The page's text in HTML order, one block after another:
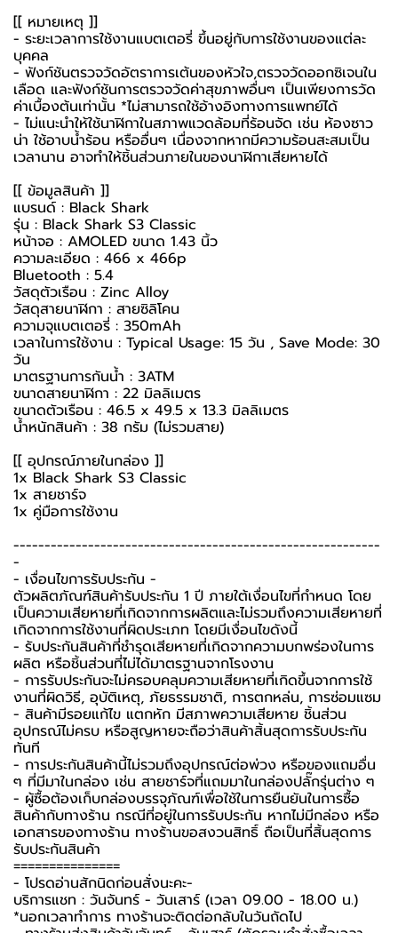
[[ หมายเหตุ ]]
- ระยะเวลาการใช้งานแบตเตอรี่ ขึ้นอยู่กับการใช้งานของแต่ละ
บุคคล
- ฟังก์ชันตรวจวัดอัตราการเต้นของหัวใจ,ตรวจวัดออกซิเจนใน
เลือด และฟังก์ชันการตรวจวัดค่าสุขภาพอื่นๆ เป็นเพียงการวัด
ค่าเบื้องต้นเท่านั้น *ไม่สามารถใช้อ้างอิงทางการแพทย์ได้
- ไม่แนะนำให้ใช้นาฬิกาในสภาพแวดล้อมที่ร้อนจัด เช่น ห้องซาว
น่า ใช้อาบน้ำร้อน หรืออื่นๆ เนื่องจากหากมีความร้อนสะสมเป็น
เวลานาน อาจทำให้ชิ้นส่วนภายในของนาฬิกาเสียหายได้
[[ ข้อมูลสินค้า ]]
แบรนด์ : Black Shark
รุ่น : Black Shark S3 Classic
หน้าจอ : AMOLED ขนาด 1.43 นิ้ว
ความละเอียด : 466 x 466p
Bluetooth : 5.4
วัสดุตัวเรือน : Zinc Alloy
วัสดุสายนาฬิกา : สายซิลิโคน
ความจุแบตเตอรี่ : 350mAh
เวลาในการใช้งาน : Typical Usage: 15 วัน , Save Mode: 30
วัน
มาตรฐานการกันน้ำ : 3ATM
ขนาดสายนาฬิกา : 22 มิลลิเมตร
ขนาดตัวเรือน : 46.5 x 49.5 x 13.3 มิลลิเมตร
น้ำหนักสินค้า : 38 กรัม (ไม่รวมสาย)
[[ อุปกรณ์ภายในกล่อง ]]
1x Black Shark S3 Classic
1x สายชาร์จ
1x คู่มือการใช้งาน
-----------------------------------------------------------
-
-️ เงื่อนไขการรับประกัน -️
ตัวผลิตภัณฑ์สินค้ารับประกัน 1 ปี ภายใต้เงื่อนไขที่กำหนด โดย
เป็นความเสียหายที่เกิดจากการผลิตและไม่รวมถึงความเสียหายที่
เกิดจากการใช้งานที่ผิดประเภท โดยมีเงื่อนไขดังนี้
- รับประกันสินค้าที่ชำรุดเสียหายที่เกิดจากความบกพร่องในการ
ผลิต หรือชิ้นส่วนที่ไม่ได้มาตรฐานจากโรงงาน
- การรับประกันจะไม่ครอบคลุมความเสียหายที่เกิดขึ้นจากการใช้
งานที่ผิดวิธี, อุบัติเหตุ, ภัยธรรมชาติ, การตกหล่น, การซ่อมแซม
- สินค้ามีรอยแก้ไข แตกหัก มีสภาพความเสียหาย ชิ้นส่วน
อุปกรณ์ไม่ครบ หรือสูญหายจะถือว่าสินค้าสิ้นสุดการรับประกัน
ทันที
- การประกันสินค้านี้ไม่รวมถึงอุปกรณ์ต่อพ่วง หรือของแถมอื่น
ๆ ที่มีมาในกล่อง เช่น สายชาร์จที่แถมมาในกล่องปลั๊กรุ่นต่าง ๆ
-️ ผู้ซื้อต้องเก็บกล่องบรรจุภัณฑ์เพื่อใช้ในการยืนยันในการซื้อ
สินค้ากับทางร้าน กรณีที่อยู่ในการรับประกัน หากไม่มีกล่อง หรือ
เอกสารของทางร้าน ทางร้านขอสงวนสิทธิ์ ถือเป็นที่สิ้นสุดการ
รับประกันสินค้า
===============
-️ โปรดอ่านสักนิดก่อนสั่งนะคะ-️
บริการแชท : วันจันทร์ - วันเสาร์ (เวลา 09.00 - 18.00 น.)
*นอกเวลาทำการ ทางร้านจะติดต่อกลับในวันถัดไป